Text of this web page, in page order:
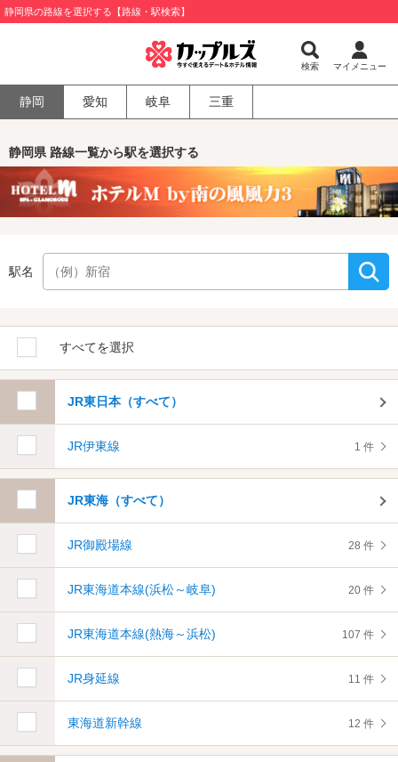
静岡県の路線を選択する【路線・駅検索】
検索 マイメニュー
静岡 愛知 岐阜 三重
静岡県 路線一覧から駅を選択する
駅名
すべてを選択
JR東日本（すべて）
JR伊東線 1 件
JR東海（すべて）
JR御殿場線 28 件
JR東海道本線(浜松～岐阜) 20 件
JR東海道本線(熱海～浜松) 107 件
JR身延線 11 件
東海道新幹線 12 件